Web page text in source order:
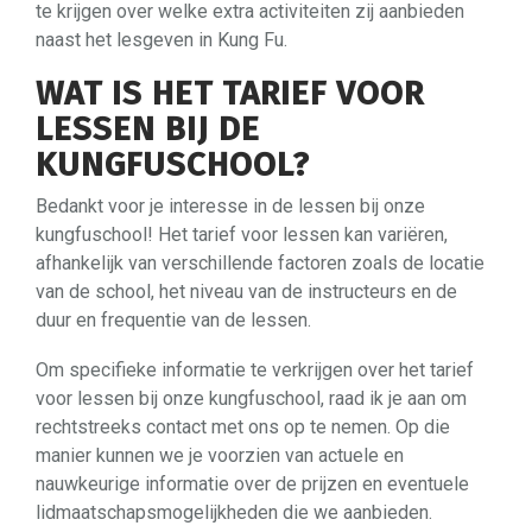
te krijgen over welke extra activiteiten zij aanbieden
naast het lesgeven in Kung Fu.
WAT IS HET TARIEF VOOR
LESSEN BIJ DE
KUNGFUSCHOOL?
Bedankt voor je interesse in de lessen bij onze
kungfuschool! Het tarief voor lessen kan variëren,
afhankelijk van verschillende factoren zoals de locatie
van de school, het niveau van de instructeurs en de
duur en frequentie van de lessen.
Om specifieke informatie te verkrijgen over het tarief
voor lessen bij onze kungfuschool, raad ik je aan om
rechtstreeks contact met ons op te nemen. Op die
manier kunnen we je voorzien van actuele en
nauwkeurige informatie over de prijzen en eventuele
lidmaatschapsmogelijkheden die we aanbieden.